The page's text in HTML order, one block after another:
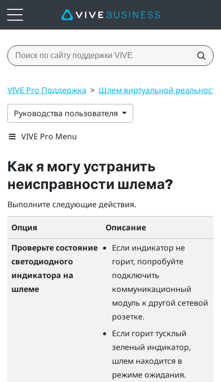
VIVE Pro Поддержка > Шлем виртуальной
Руководства пользователя
VIVE Pro Menu
Как я могу устранить
неисправности шлема?
Выполните следующие действия.
Опция
Описание
Проверьте состояние
светодиодного
индикатора на
шлеме
Если индикатор не
горит, попробуйте
подключить
коммуникационный
модуль к другой сетевой
розетке.
Если горит тусклый
зеленый индикатор,
шлем находится в
режиме ожидания.